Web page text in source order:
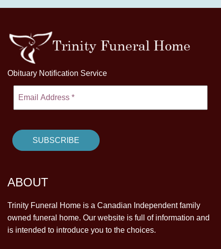
Obituary Notification Service
ABOUT
Trinity Funeral Home is a Canadian Independent family
owned funeral home. Our website is full of information and
is intended to introduce you to the choices.